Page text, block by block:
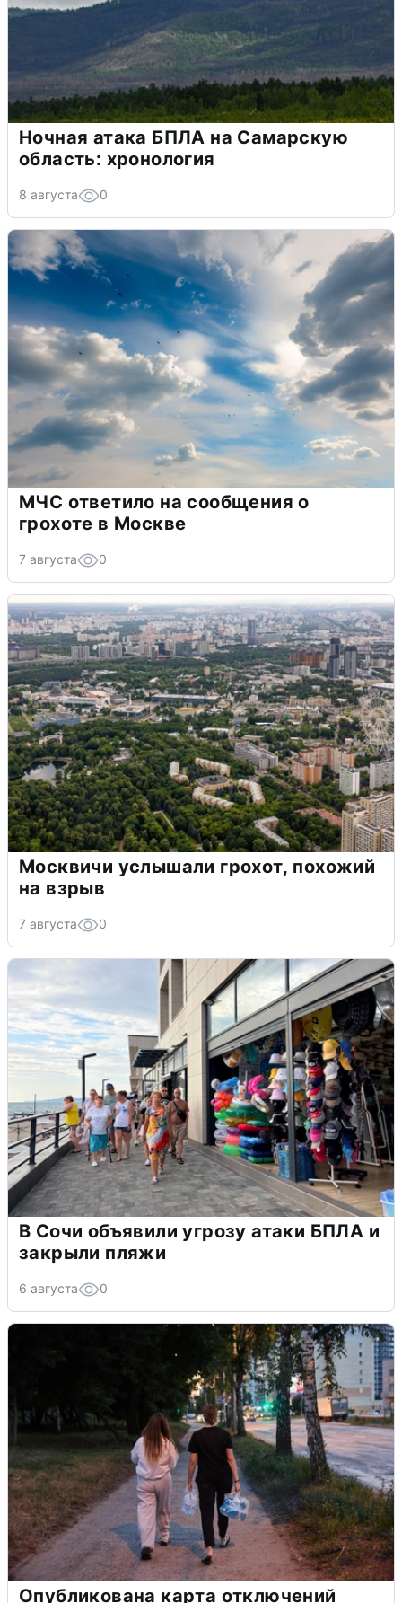
Ночная атака БПЛА на Самарскую
область: хронология
8 августа 0
МЧС ответило на сообщения о
грохоте в Москве
7 августа 0
Москвичи услышали грохот, похожий
на взрыв
7 августа 0
В Сочи объявили угрозу атаки БПЛА и
закрыли пляжи
6 августа 0
Опубликована карта отключений